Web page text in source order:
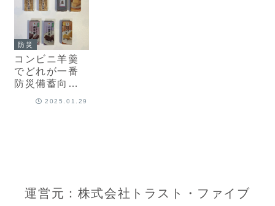
防災
コンビニ羊羹
でどれが一番
防災備蓄向
2025.01.29
運営元：株式会社トラスト・ファイブ